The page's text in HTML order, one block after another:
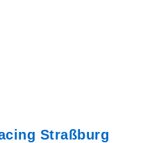
Straßburg